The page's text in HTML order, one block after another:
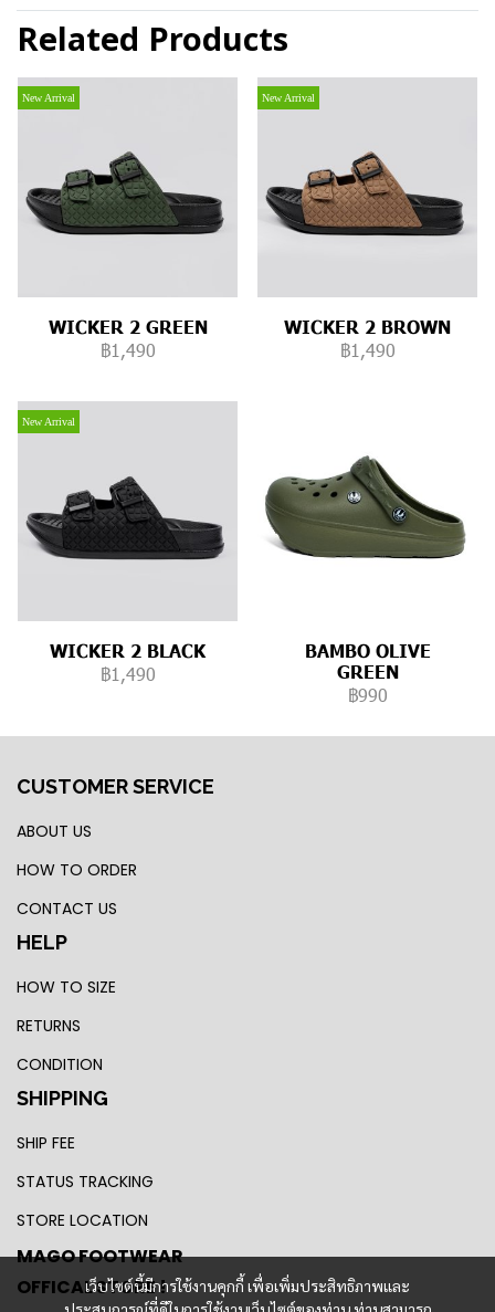
Related Products
New Arrival
WICKER 2 GREEN
฿1,490
New Arrival
WICKER 2 BROWN
฿1,490
New Arrival
WICKER 2 BLACK
฿1,490
BAMBO OLIVE
GREEN
฿990
เว็บไซต์นี้มีการใช้งานคุกกี้ เพื่อเพิ่มประสิทธิภาพและ
CUSTOMER SERVICE
ABOUT US
HOW TO ORDER
CONTACT US
HELP
HOW TO SIZE
RETURNS
CONDITION
SHIPPING
SHIP FEE
STATUS TRACKING
STORE LOCATION
MAGO FOOTWEAR
OFFICAL STORE !